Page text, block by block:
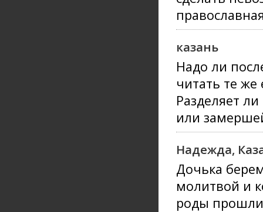
казань
Надо ли
читать те
Разделяет
или
Надежда,
Дочька
молитвой и
роды